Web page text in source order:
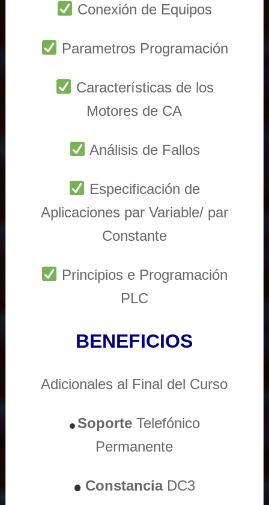
Conexión de Equipos
Parametros Programación
Características de los
Motores de CA
Análisis de Fallos
Especificación de
Aplicaciones par Variable/ par
Constante
Principios e Programación
PLC
BENEFICIOS
Adicionales al Final del Curso
Soporte Telefónico
Permanente
ConstanciaDC3